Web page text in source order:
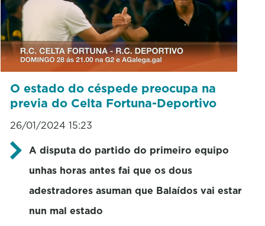
O estado do céspede preocupa na
previa do Celta Fortuna-Deportivo
26/01/2024 15:23
A disputa do partido do primeiro equipo
unhas horas antes fai que os dous
adestradores asuman que Balaídos vai estar
nun mal estado